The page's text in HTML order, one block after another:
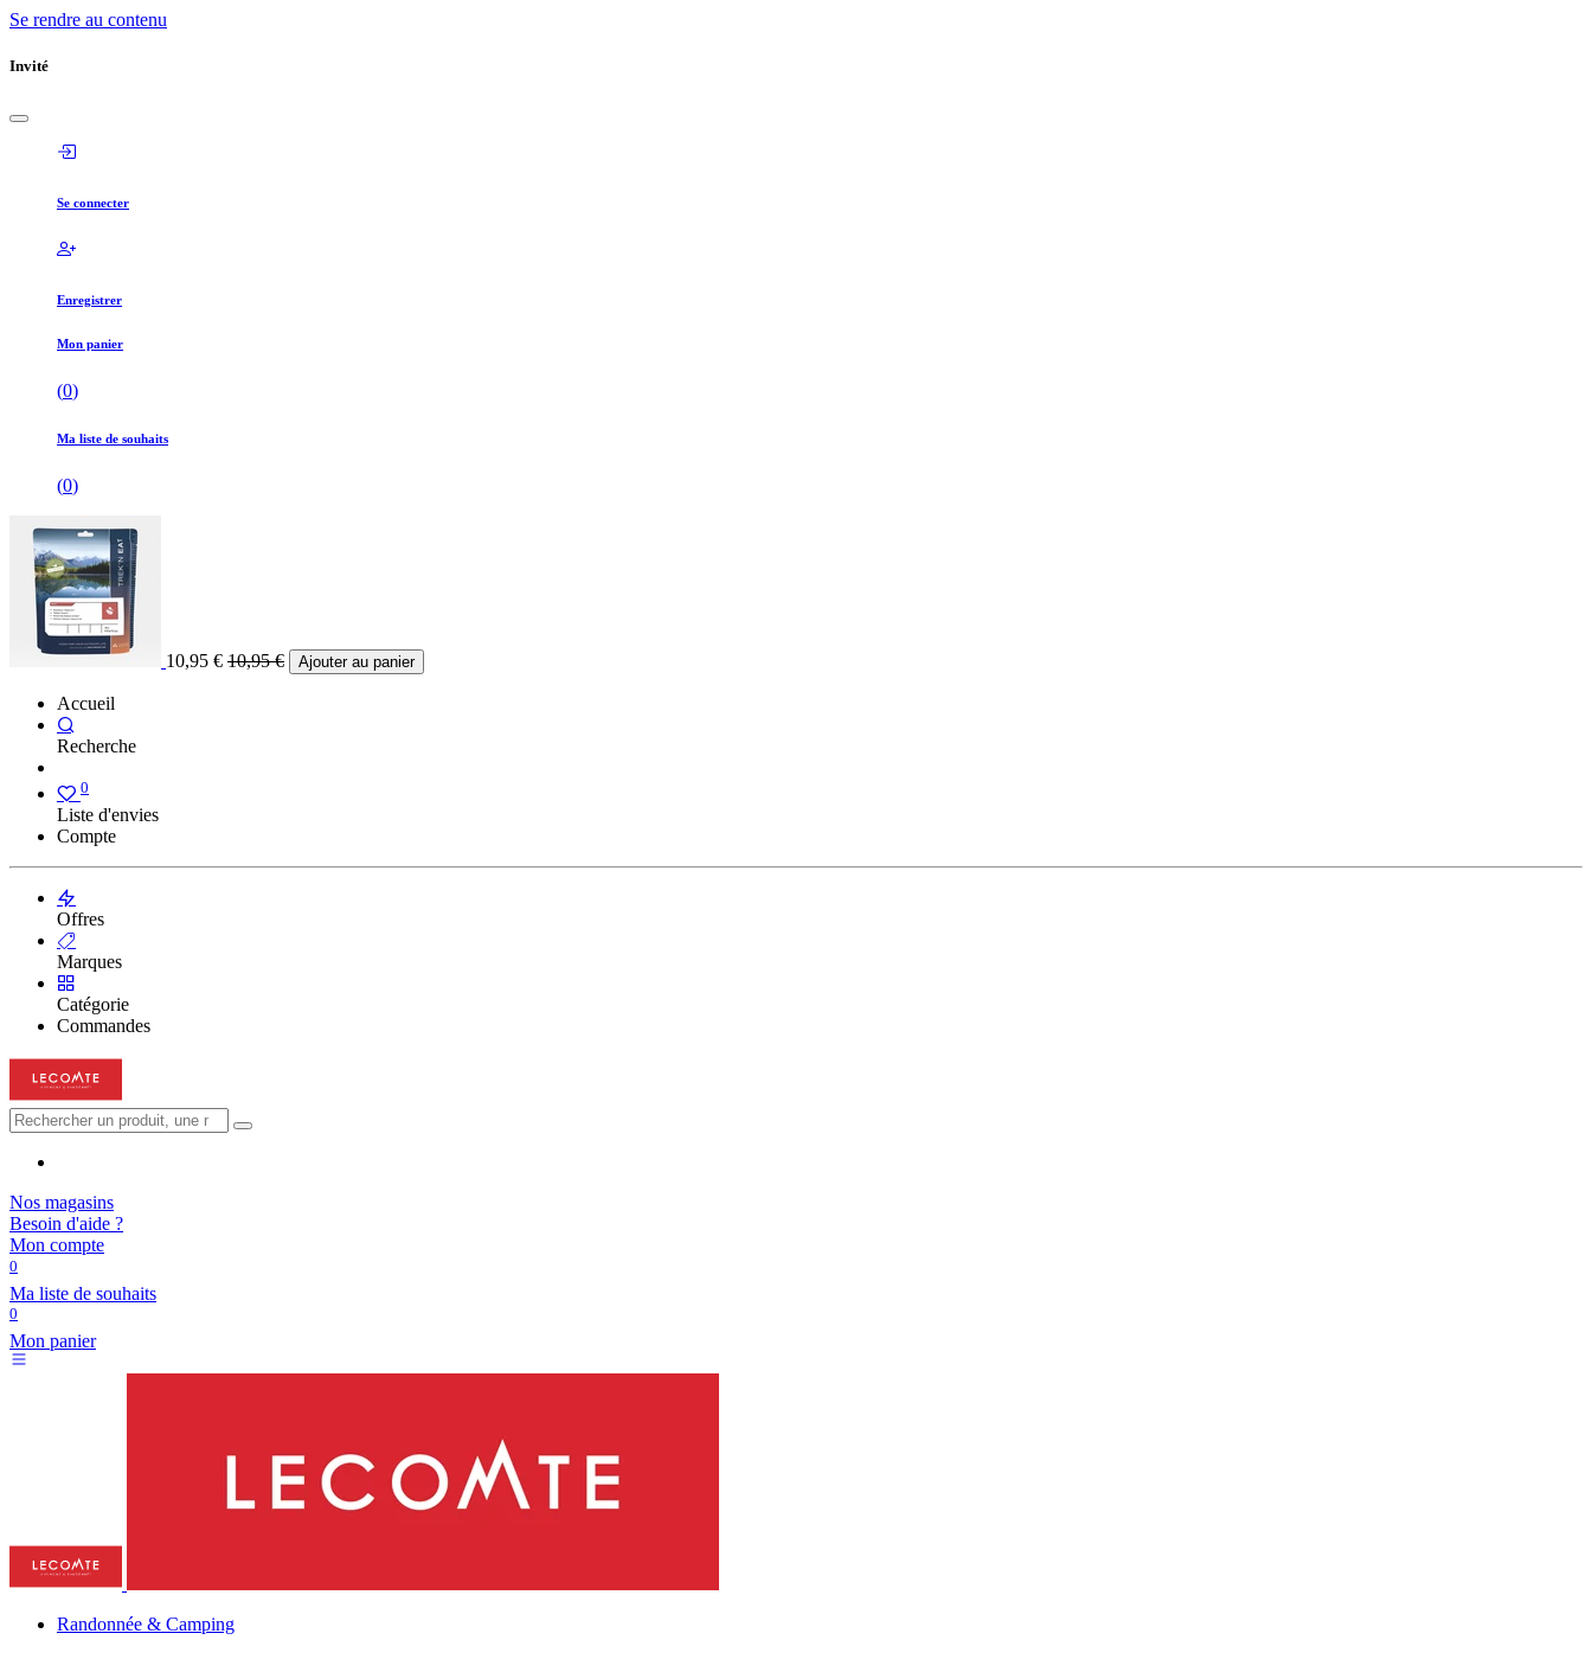
Se rendre au contenu
Invité
Se connecter
Enregistrer
Mon panier
(0)
Ma liste de souhaits
(0)
10,95 € 10,95€ Ajouter au panier
Accueil
Recherche
0
Liste d'envies
Compte
Offres
Marques
Catégorie
Commandes
Nos magasins
Besoin d'aide ?
Mon compte
0
Ma liste de souhaits
0
Mon panier
Randonnée & Camping